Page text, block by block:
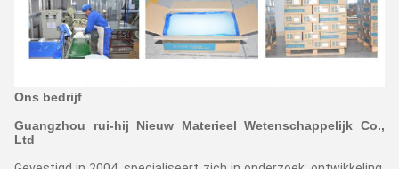
Ons bedrijf
Guangzhou rui-hij Nieuw Materieel Wetenschappelijk Co.,
Ltd